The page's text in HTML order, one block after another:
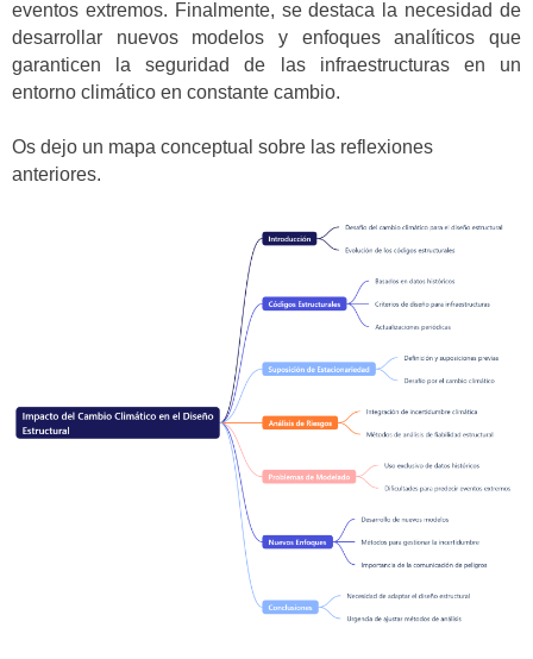
eventos extremos. Finalmente, se destaca la necesidad de
desarrollar nuevos modelos y enfoques analíticos que
garanticen la seguridad de las infraestructuras en un
entorno climático en constante cambio.
Os dejo un mapa conceptual sobre las reflexiones
anteriores.